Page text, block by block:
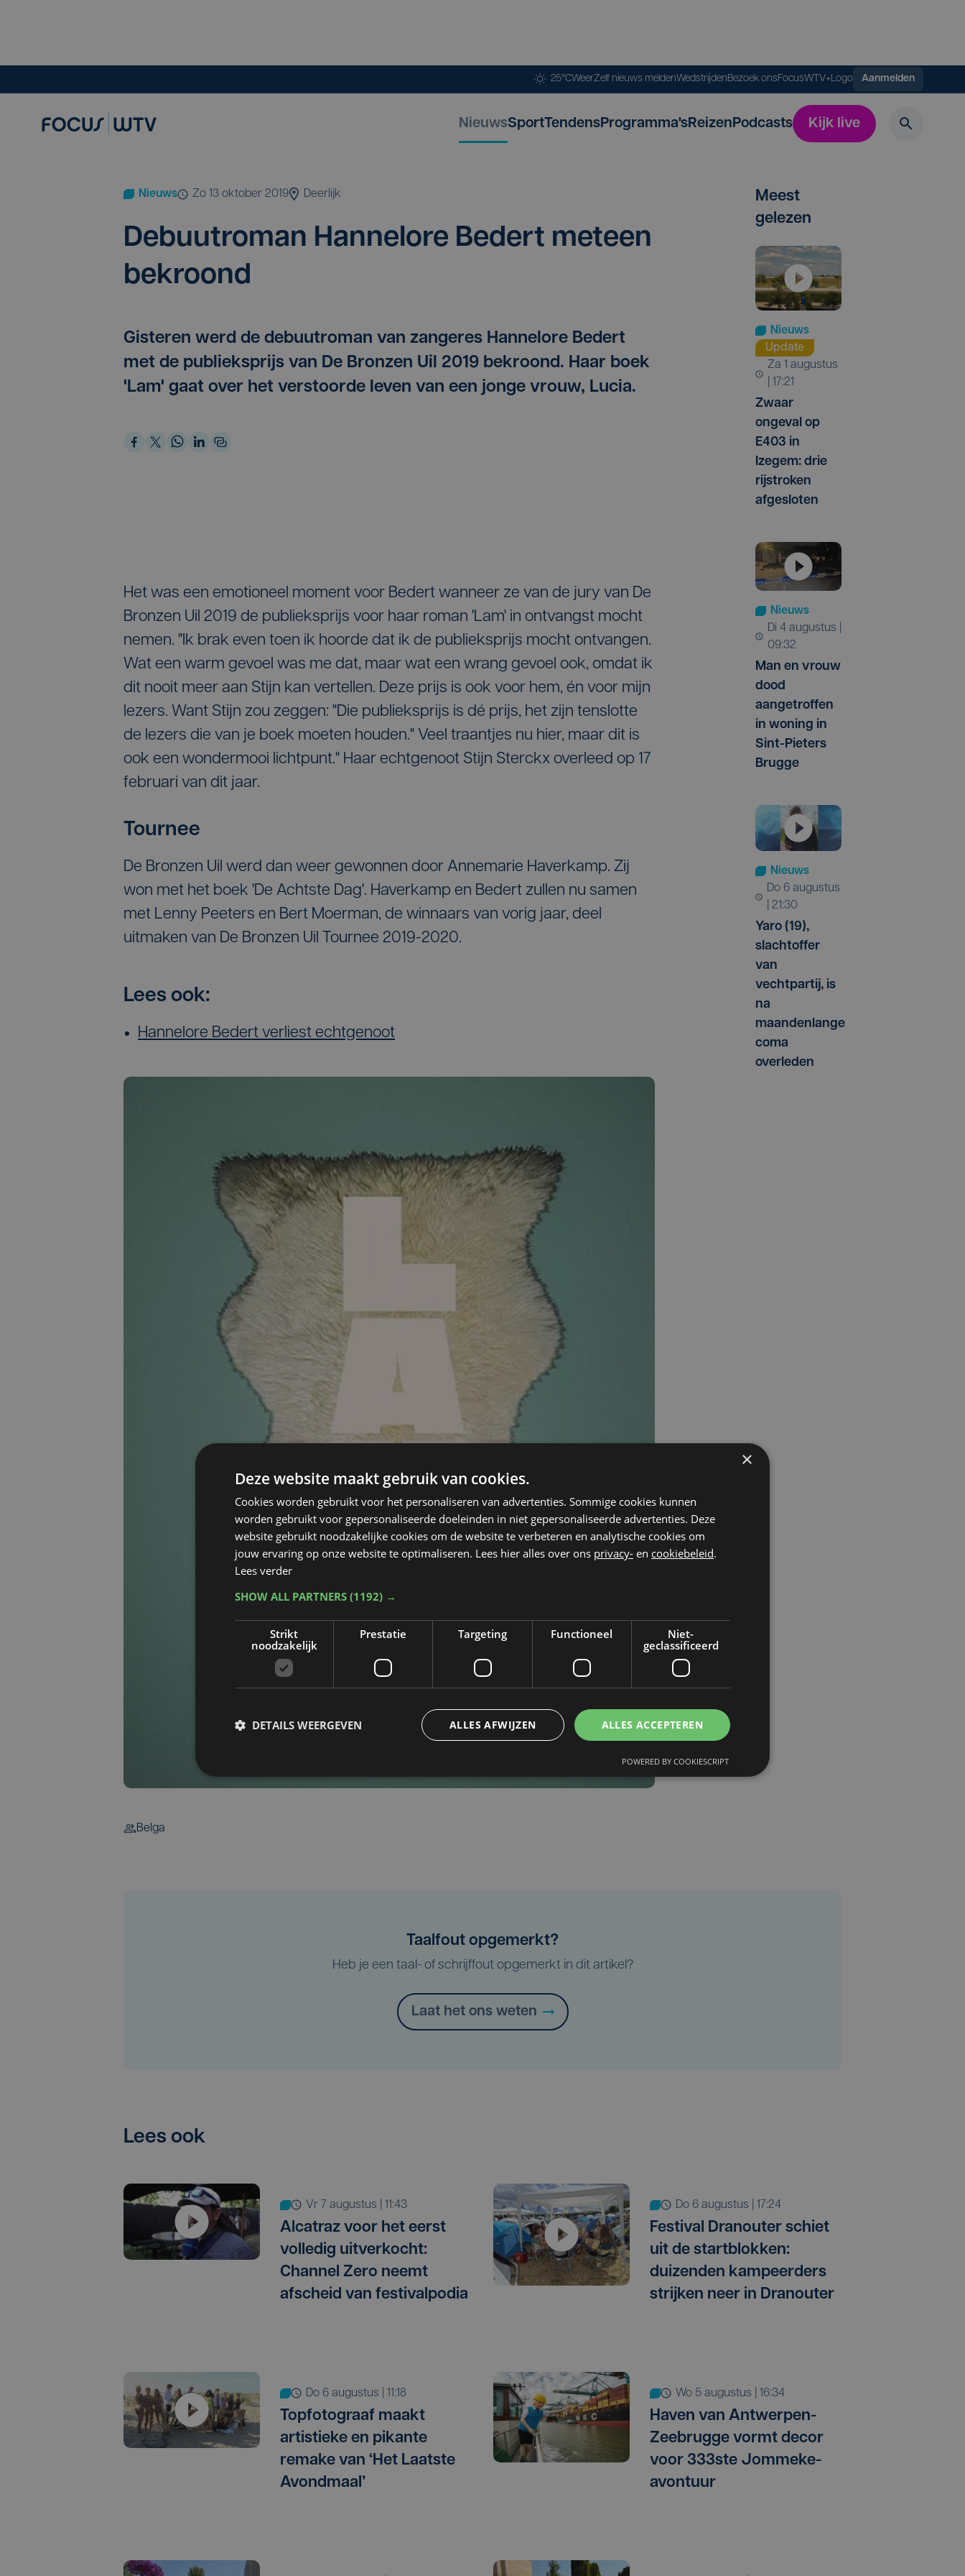
25°CWeerZelf nieuws meldenWedstrijdenBezoek onsFocusWTV+Logo Aanmelden
NieuwsSportTendensProgramma'sReizenPodcasts Kijk live
Nieuws zo 13 oktober 2019 Deerlijk
Debuut­ro­man Han­nel­o­re Bedert met­een
bekroond
Gisteren werd de debuutroman van zangeres Hannelore Bedert
met de publieksprijs van De Bronzen Uil 2019 bekroond. Haar boek
'Lam' gaat over het verstoorde leven van een jonge vrouw, Lucia.
Het was een emotioneel moment voor Bedert wanneer ze van de jury van De
Bronzen Uil 2019 de publieksprijs voor haar roman 'Lam' in ontvangst mocht
nemen. "Ik brak even toen ik hoorde dat ik de publieksprijs mocht ontvangen.
Wat een warm gevoel was me dat, maar wat een wrang gevoel ook, omdat ik
dit nooit meer aan Stijn kan vertellen. Deze prijs is ook voor hem, én voor mijn
lezers. Want Stijn zou zeggen: "Die publieksprijs is dé prijs, het zijn tenslotte
de lezers die van je boek moeten houden." Veel traantjes nu hier, maar dit is
ook een wondermooi lichtpunt." Haar echtgenoot Stijn Sterckx overleed op 17
februari van dit jaar.
Tournee
De Bronzen Uil werd dan weer gewonnen door Annemarie Haverkamp. Zij
won met het boek 'De Achtste Dag'. Haverkamp en Bedert zullen nu samen
met Lenny Peeters en Bert Moerman, de winnaars van vorig jaar, deel
uitmaken van De Bronzen Uil Tournee 2019-2020.
Lees ook:
Hannelore Bedert verliest echtgenoot
Belga
Meest
gelezen
Nieuws
Update
za 1 augustus
| 17:21
Zwaar
ongeval op
E403 in
Izegem: drie
rijstroken
afgesloten
Nieuws
di 4 augustus |
09:32
Man en vrouw
dood
aangetroffen
in woning in
Sint-Pieters
Brugge
Nieuws
do 6 augustus
| 21:30
Yaro (19),
slachtoffer
van
vechtpartij, is
na
maandenlange
coma
overleden
Taalfout opgemerkt?
Heb je een taal- of schrijffout opgemerkt in dit artikel?
Laat het ons weten
Lees ook
vr 7 augustus | 11:43
Alcatraz voor het eerst
volledig uitverkocht:
Channel Zero neemt
afscheid van festivalpodia
do 6 augustus | 17:24
Festival Dranouter schiet
uit de startblokken:
duizenden kampeerders
strijken neer in Dranouter
do 6 augustus | 11:18
Topfotograaf maakt
artistieke en pikante
remake van ‘Het Laatste
Avondmaal’
wo 5 augustus | 16:34
Haven van Antwerpen-
Zeebrugge vormt decor
voor 333ste Jommeke-
avontuur
×
Deze website maakt gebruik van cookies.
Cookies worden gebruikt voor het personaliseren van advertenties. Sommige cookies kunnen
worden gebruikt voor gepersonaliseerde doeleinden in niet gepersonaliseerde advertenties. Deze
website gebruikt noodzakelijke cookies om de website te verbeteren en analytische cookies om
jouw ervaring op onze website te optimaliseren. Lees hier alles over ons privacy- en cookiebeleid.
Lees verder
SHOW ALL PARTNERS (1192) →
Strikt
noodzakelijk
Prestatie Targeting Functioneel
Niet-
geclassificeerd
ALLES ACCEPTEREN
ALLES AFWIJZEN
DETAILS WEERGEVEN
POWERED BY COOKIESCRIPT